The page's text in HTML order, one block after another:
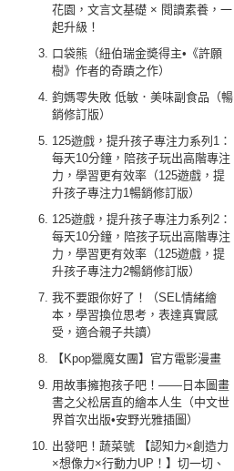
花園，文言文基礎 × 閱讀素養，一
起升級！
口袋熊（紐伯瑞金奬得主•《許願
樹》作者的奇蹟之作）
鈞媽零失敗 低敏．美味副食品（暢
銷修訂版）
125遊戲，提升孩子專注力系列1：
每天10分鐘，陪孩子玩出高階專注
力，學習更有效率（125遊戲，提
升孩子專注力1暢銷修訂版）
125遊戲，提升孩子專注力系列2：
每天10分鐘，陪孩子玩出高階專注
力，學習更有效率（125遊戲，提
升孩子專注力2暢銷修訂版）
我不要跟你好了！（SEL情緒繪
本，學習換位思考，表達真實感
受，適合親子共讀）
【Kpop獵魔女團】官方電影漫畫
用故事擁抱孩子吧！——日本圖畫
書之父松居直的繪本人生（中文世
界首次出版•安野光雅插圖）
出發吧！蔬菜號 【認知力×創造力
×想像力×行動力UP！】切一切、